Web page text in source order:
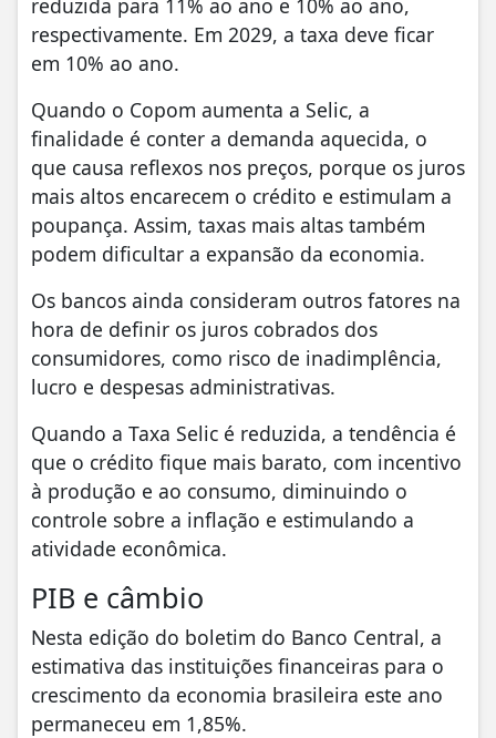
reduzida para 11% ao ano e 10% ao ano,
respectivamente. Em 2029, a taxa deve ficar
em 10% ao ano.
Quando o Copom aumenta a Selic, a
finalidade é conter a demanda aquecida, o
que causa reflexos nos preços, porque os juros
mais altos encarecem o crédito e estimulam a
poupança. Assim, taxas mais altas também
podem dificultar a expansão da economia.
Os bancos ainda consideram outros fatores na
hora de definir os juros cobrados dos
consumidores, como risco de inadimplência,
lucro e despesas administrativas.
Quando a Taxa Selic é reduzida, a tendência é
que o crédito fique mais barato, com incentivo
à produção e ao consumo, diminuindo o
controle sobre a inflação e estimulando a
atividade econômica.
PIB e câmbio
Nesta edição do boletim do Banco Central, a
estimativa das instituições financeiras para o
crescimento da economia brasileira este ano
permaneceu em 1,85%.